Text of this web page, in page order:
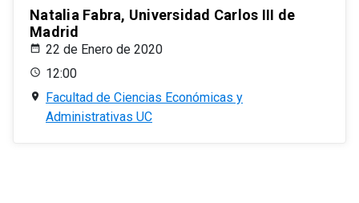
Natalia Fabra, Universidad Carlos III de
Madrid
22 de Enero de 2020
12:00
Facultad de Ciencias Económicas y
Administrativas UC